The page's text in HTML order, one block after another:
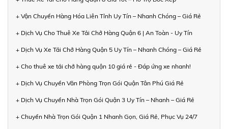
+ Vận Chuyển Hàng Hóa Liên Tỉnh Uy Tín – Nhanh Chóng – Giá Rẻ
+ Dịch Vụ Cho Thuê Xe Tải Chở Hàng Quận 6 | An Toàn - Uy Tín
+ Dịch Vụ Xe Tải Chở Hàng Quận 5 Uy Tín – Nhanh Chóng – Giá Rẻ
+ Cho thuê xe tải chở hàng quận 10 giá rẻ - Đáp ứng xe nhanh!
+ Dịch Vụ Chuyển Văn Phòng Trọn Gói Quận Tân Phú Giá Rẻ
+ Dịch Vụ Chuyển Nhà Trọn Gói Quận 3 Uy Tín – Nhanh – Giá Rẻ
+ Chuyển Nhà Trọn Gói Quận 1 Nhanh Gọn, Giá Rẻ, Phục Vụ 24/7